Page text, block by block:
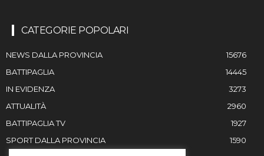
CATEGORIE POPOLARI
NEWS DALLA PROVINCIA
15676
BATTIPAGLIA
14445
IN EVIDENZA
3273
ATTUALITÀ
2960
BATTIPAGLIA TV
1927
SPORT DALLA PROVINCIA
1590